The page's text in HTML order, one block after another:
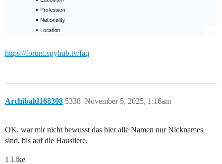
https://forum.spyhub.tv/faq
Archibald168308 November 5, 2025, 1:16am
5338
OK, war mir nicht bewusst das hier alle Namen nur Nicknames
sind, bis auf die Haustiere.
1 Like